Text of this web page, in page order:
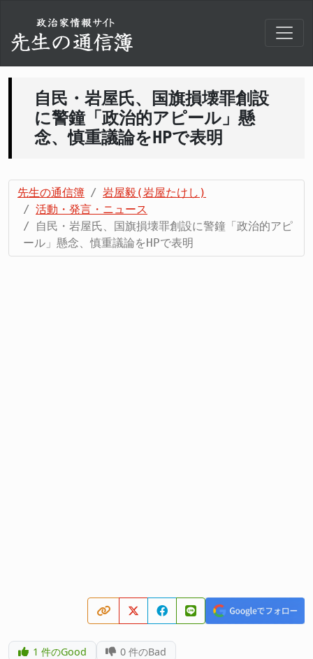
自民・岩屋氏、国旗損壊罪創設
に警鐘「政治的アピール」懸
念、慎重議論をHPで表明
先生の通信簿
岩屋毅(岩屋たけし)
活動・発言・ニュース
自民・岩屋氏、国旗損壊罪創設に警鐘「政治的アピ
ール」懸念、慎重議論をHPで表明
1 件のGood 0 件のBad